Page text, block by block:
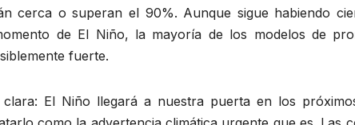
cerca o superan el 90%. Aunque sigue habiendo
de El Niño, la mayoría de los modelos de
fuerte.
clara: El Niño llegará a nuestra puerta en los